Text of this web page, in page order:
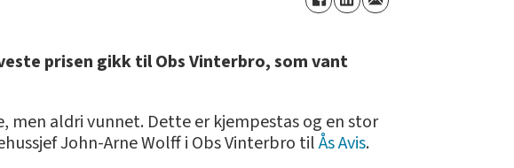
prisen gikk til Obs Vinterbro, som vant
aldri vunnet. Dette er kjempestas og en stor
John-Arne Wolff i Obs Vinterbro tilÅs Avis.